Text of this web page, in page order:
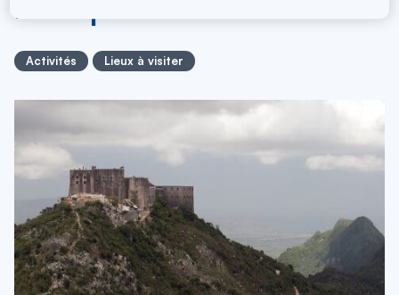
Activités Lieux à visiter